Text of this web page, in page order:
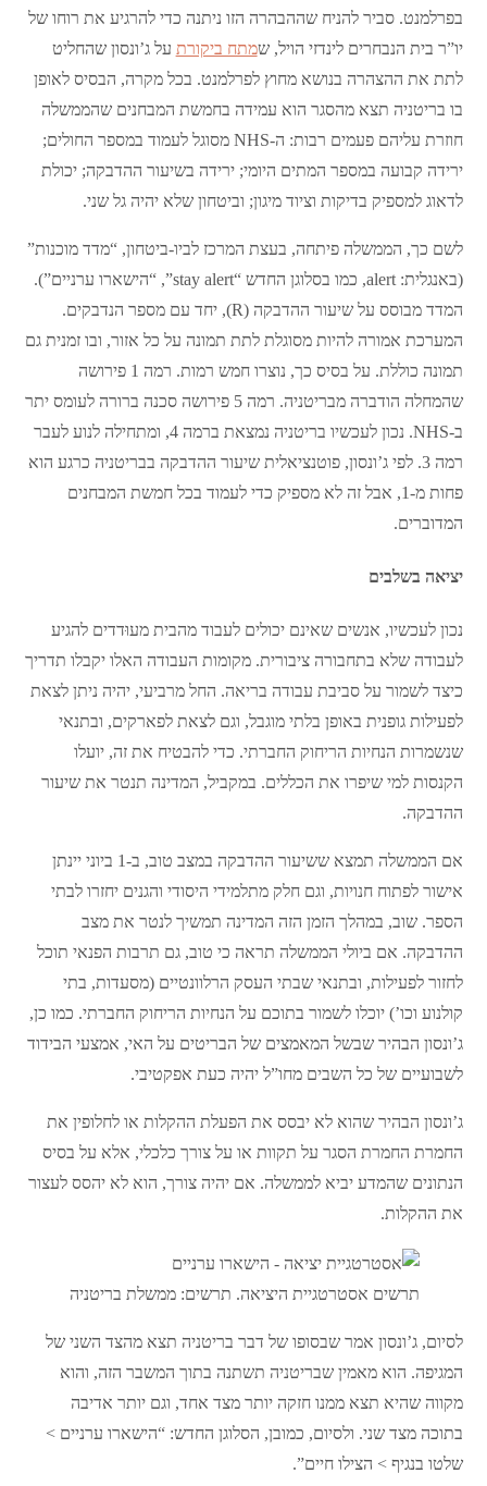
בפרלמנט. סביר להניח שההבהרה הזו ניתנה כדי להרגיע את רוחו של
יו”ר בית הנבחרים לינדזי הויל, שמתח ביקורת על ג’ונסון שהחליט
לתת את ההצהרה בנושא מחוץ לפרלמנט. בכל מקרה, הבסיס לאופן
בו בריטניה תצא מהסגר הוא עמידה בחמשת המבחנים שהממשלה
חוזרת עליהם פעמים רבות: ה-NHS מסוגל לעמוד במספר החולים;
ירידה קבועה במספר המתים היומי; ירידה בשיעור ההדבקה; יכולת
לדאוג למספיק בדיקות וציוד מיגון; וביטחון שלא יהיה גל שני.
לשם כך, הממשלה פיתחה, בעצת המרכז לביו-ביטחון, “מדד מוכנות”
(באנגלית: alert, כמו בסלוגן החדש “stay alert”, “הישארו ערניים”).
המדד מבוסס על שיעור ההדבקה (R), יחד עם מספר הנדבקים.
המערכת אמורה להיות מסוגלת לתת תמונה על כל אזור, ובו זמנית גם
תמונה כוללת. על בסיס כך, נוצרו חמש רמות. רמה 1 פירושה
שהמחלה הודברה מבריטניה. רמה 5 פירושה סכנה ברורה לעומס יתר
ב-NHS. נכון לעכשיו בריטניה נמצאת ברמה 4, ומתחילה לנוע לעבר
רמה 3. לפי ג’ונסון, פוטנציאלית שיעור ההדבקה בבריטניה כרגע הוא
פחות מ-1, אבל זה לא מספיק כדי לעמוד בכל חמשת המבחנים
המדוברים.
יציאה בשלבים
נכון לעכשיו, אנשים שאינם יכולים לעבוד מהבית מעוּדדים להגיע
לעבודה שלא בתחבורה ציבורית. מקומות העבודה האלו יקבלו תדריך
כיצד לשמור על סביבת עבודה בריאה. החל מרביעי, יהיה ניתן לצאת
לפעילות גופנית באופן בלתי מוגבל, וגם לצאת לפארקים, ובתנאי
שנשמרות הנחיות הריחוק החברתי. כדי להבטיח את זה, יועלו
הקנסות למי שיפרו את הכללים. במקביל, המדינה תנטר את שיעור
ההדבקה.
אם הממשלה תמצא ששיעור ההדבקה במצב טוב, ב-1 ביוני יינתן
אישור לפתוח חנויות, וגם חלק מתלמידי היסודי והגנים יחזרו לבתי
הספר. שוב, במהלך הזמן הזה המדינה תמשיך לנטר את מצב
ההדבקה. אם ביולי הממשלה תראה כי טוב, גם תרבות הפנאי תוכל
לחזור לפעילות, ובתנאי שבתי העסק הרלוונטיים (מסעדות, בתי
קולנוע וכו’) יוכלו לשמור בתוכם על הנחיות הריחוק החברתי. כמו כן,
ג’ונסון הבהיר שבשל המאמצים של הבריטים על האי, אמצעי הבידוד
לשבועיים של כל השבים מחו”ל יהיה כעת אפקטיבי.
ג’ונסון הבהיר שהוא לא יבסס את הפעלת ההקלות או לחלופין את
החמרת החמרת הסגר על תקוות או על צורך כלכלי, אלא על בסיס
הנתונים שהמדע יביא לממשלה. אם יהיה צורך, הוא לא יהסס לעצור
את ההקלות.
תרשים אסטרטגיית היציאה. תרשים: ממשלת בריטניה
לסיום, ג’ונסון אמר שבסופו של דבר בריטניה תצא מהצד השני של
המגיפה. הוא מאמין שבריטניה תשתנה בתוך המשבר הזה, והוא
מקווה שהיא תצא ממנו חזקה יותר מצד אחד, וגם יותר אדיבה
בתוכה מצד שני. ולסיום, כמובן, הסלוגן החדש: “הישארו ערניים >
שלטו בנגיף > הצילו חיים”.